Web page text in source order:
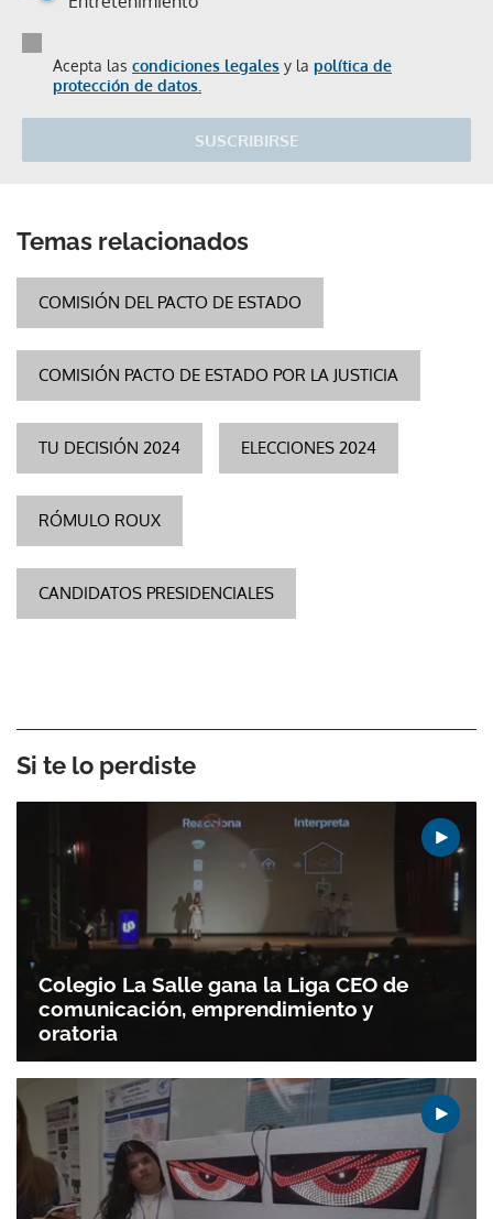
Acepta las condiciones legales y la política de
protección de datos.
SUSCRIBIRSE
Temas relacionados
COMISIÓN DEL PACTO DE ESTADO
COMISIÓN PACTO DE ESTADO POR LA JUSTICIA
TU DECISIÓN 2024 ELECCIONES 2024
RÓMULO ROUX
CANDIDATOS PRESIDENCIALES
Si te lo perdiste
Colegio La Salle gana la Liga CEO de
comunicación, emprendimiento y
oratoria